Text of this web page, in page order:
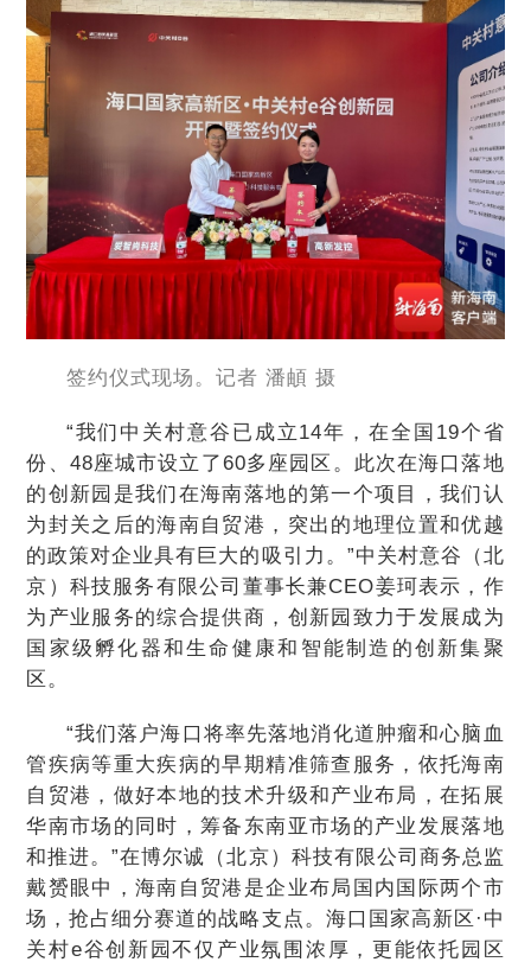
签约仪式现场。记者 潘頔 摄
“我们中关村意谷已成立14年，在全国19个省
份、48座城市设立了60多座园区。此次在海口落地
的创新园是我们在海南落地的第一个项目，我们认
为封关之后的海南自贸港，突出的地理位置和优越
的政策对企业具有巨大的吸引力。”中关村意谷（北
京）科技服务有限公司董事长兼CEO姜珂表示，作
为产业服务的综合提供商，创新园致力于发展成为
国家级孵化器和生命健康和智能制造的创新集聚
区。
“我们落户海口将率先落地消化道肿瘤和心脑血
管疾病等重大疾病的早期精准筛查服务，依托海南
自贸港，做好本地的技术升级和产业布局，在拓展
华南市场的同时，筹备东南亚市场的产业发展落地
和推进。”在博尔诚（北京）科技有限公司商务总监
戴赟眼中，海南自贸港是企业布局国内国际两个市
场，抢占细分赛道的战略支点。海口国家高新区·中
关村e谷创新园不仅产业氛围浓厚，更能依托园区